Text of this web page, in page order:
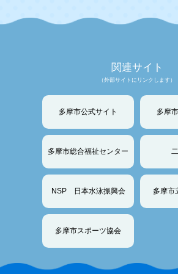
関連サイト
（外部サイトにリンクします）
多摩市公式サイト 多摩
多摩市総合福祉センター
NSP 日本水泳振興会 多摩市
多摩市スポーツ協会